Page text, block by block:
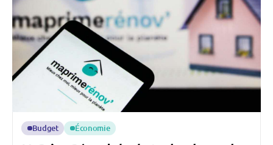
Budget Économie